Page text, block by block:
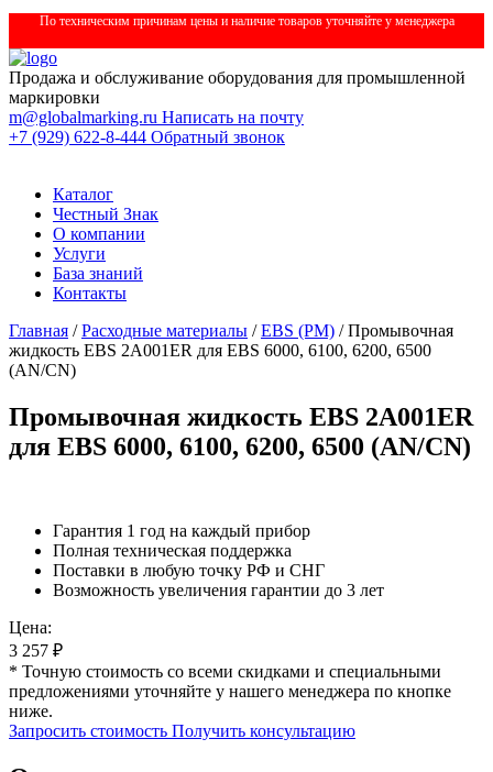
По техническим причинам цены и наличие товаров уточняйте у менеджера
Продажа и обслуживание оборудования для промышленной
маркировки
m@globalmarking.ru Написать на почту
+7 (929) 622-8-444 Обратный звонок
Каталог
Честный Знак
О компании
Услуги
База знаний
Контакты
Главная /Расходные материалы /EBS (РМ) / Промывочная
жидкость EBS 2A001ER для EBS 6000, 6100, 6200, 6500
(AN/CN)
Промывочная жидкость EBS 2A001ER
для EBS 6000, 6100, 6200, 6500 (AN/CN)
Гарантия 1 год на каждый прибор
Полная техническая поддержка
Поставки в любую точку РФ и СНГ
Возможность увеличения гарантии до 3 лет
Цена:
3 257 ₽
* Точную стоимость со всеми скидками и специальными
предложениями уточняйте у нашего менеджера по кнопке
ниже.
Запросить стоимость Получить консультацию